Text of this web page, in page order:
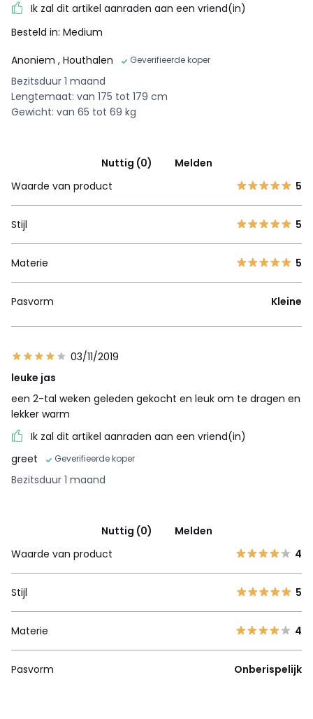
Ik zal dit artikel aanraden aan een vriend(in)
Besteld in: Medium
Anoniem , Houthalen Geverifieerde koper
Bezitsduur 1 maand
Lengtemaat: van 175 tot 179 cm
Gewicht: van 65 tot 69 kg
Nuttig (0)
Melden
Waarde van product
5
Stijl 5
Materie 5
Pasvorm Kleine
03/11/2019
leuke jas
een 2-tal weken geleden gekocht en leuk om te dragen en
lekker warm
Ik zal dit artikel aanraden aan een vriend(in)
greet
Geverifieerde koper
Bezitsduur 1 maand
Nuttig (0)
Melden
Waarde van product
4
Stijl 5
Materie 4
Pasvorm Onberispelijk